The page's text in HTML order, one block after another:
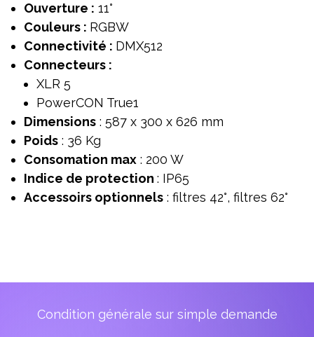
Ouverture : 11°
Couleurs : RGBW
Connectivité : DMX512
Connecteurs :
XLR 5
PowerCON True1
Dimensions : 587 x 300 x 626 mm
Poids : 36 Kg
Consomation max : 200 W
Indice de protection : IP65
Accessoirs optionnels : filtres 42°, filtres 62°
Condition générale sur simple demande